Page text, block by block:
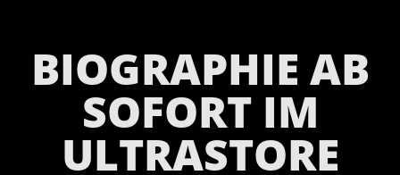
BIOGRAPHIE AB
SOFORT IM
ULTRASTORE